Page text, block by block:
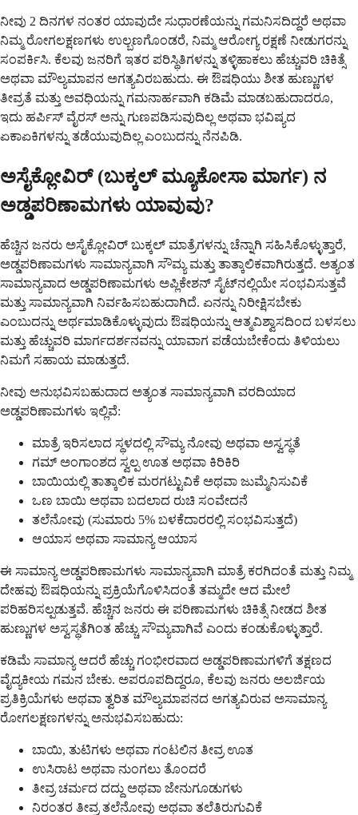
ನೀವು 2 ದಿನಗಳ ನಂತರ ಯಾವುದೇ ಸುಧಾರಣೆಯನ್ನು ಗಮನಿಸದಿದ್ದರೆ ಅಥವಾ
ನಿಮ್ಮ ರೋಗಲಕ್ಷಣಗಳು ಉಲ್ಬಣಗೊಂಡರೆ, ನಿಮ್ಮ ಆರೋಗ್ಯ ರಕ್ಷಣೆ ನೀಡುಗರನ್ನು
ಸಂಪರ್ಕಿಸಿ. ಕೆಲವು ಜನರಿಗೆ ಇತರ ಪರಿಸ್ಥಿತಿಗಳನ್ನು ತಳ್ಳಿಹಾಕಲು ಹೆಚ್ಚುವರಿ ಚಿಕಿತ್ಸೆ
ಅಥವಾ ಮೌಲ್ಯಮಾಪನ ಅಗತ್ಯವಿರಬಹುದು. ಈ ಔಷಧಿಯು ಶೀತ ಹುಣ್ಣುಗಳ
ತೀವ್ರತೆ ಮತ್ತು ಅವಧಿಯನ್ನು ಗಮನಾರ್ಹವಾಗಿ ಕಡಿಮೆ ಮಾಡಬಹುದಾದರೂ,
ಇದು ಹರ್ಪಿಸ್ ವೈರಸ್ ಅನ್ನು ಗುಣಪಡಿಸುವುದಿಲ್ಲ ಅಥವಾ ಭವಿಷ್ಯದ
ಏಕಾಏಕಿಗಳನ್ನು ತಡೆಯುವುದಿಲ್ಲ ಎಂಬುದನ್ನು ನೆನಪಿಡಿ.
ಅಸೈಕ್ಲೋವಿರ್ (ಬುಕ್ಕಲ್ ಮ್ಯೂಕೋಸಾ ಮಾರ್ಗ) ನ
ಅಡ್ಡಪರಿಣಾಮಗಳು ಯಾವುವು?
ಹೆಚ್ಚಿನ ಜನರು ಅಸೈಕ್ಲೋವಿರ್ ಬುಕ್ಕಲ್ ಮಾತ್ರೆಗಳನ್ನು ಚೆನ್ನಾಗಿ ಸಹಿಸಿಕೊಳ್ಳುತ್ತಾರೆ,
ಅಡ್ಡಪರಿಣಾಮಗಳು ಸಾಮಾನ್ಯವಾಗಿ ಸೌಮ್ಯ ಮತ್ತು ತಾತ್ಕಾಲಿಕವಾಗಿರುತ್ತದೆ. ಅತ್ಯಂತ
ಸಾಮಾನ್ಯವಾದ ಅಡ್ಡಪರಿಣಾಮಗಳು ಅಪ್ಲಿಕೇಶನ್ ಸೈಟ್‌ನಲ್ಲಿಯೇ ಸಂಭವಿಸುತ್ತವೆ
ಮತ್ತು ಸಾಮಾನ್ಯವಾಗಿ ನಿರ್ವಹಿಸಬಹುದಾಗಿದೆ. ಏನನ್ನು ನಿರೀಕ್ಷಿಸಬೇಕು
ಎಂಬುದನ್ನು ಅರ್ಥಮಾಡಿಕೊಳ್ಳುವುದು ಔಷಧಿಯನ್ನು ಆತ್ಮವಿಶ್ವಾಸದಿಂದ ಬಳಸಲು
ಮತ್ತು ಹೆಚ್ಚುವರಿ ಮಾರ್ಗದರ್ಶನವನ್ನು ಯಾವಾಗ ಪಡೆಯಬೇಕೆಂದು ತಿಳಿಯಲು
ನಿಮಗೆ ಸಹಾಯ ಮಾಡುತ್ತದೆ.
ನೀವು ಅನುಭವಿಸಬಹುದಾದ ಅತ್ಯಂತ ಸಾಮಾನ್ಯವಾಗಿ ವರದಿಯಾದ
ಅಡ್ಡಪರಿಣಾಮಗಳು ಇಲ್ಲಿವೆ:
ಮಾತ್ರೆ ಇರಿಸಲಾದ ಸ್ಥಳದಲ್ಲಿ ಸೌಮ್ಯ ನೋವು ಅಥವಾ ಅಸ್ವಸ್ಥತೆ
ಗಮ್ ಅಂಗಾಂಶದ ಸ್ವಲ್ಪ ಊತ ಅಥವಾ ಕಿರಿಕಿರಿ
ಬಾಯಿಯಲ್ಲಿ ತಾತ್ಕಾಲಿಕ ಮರಗಟ್ಟುವಿಕೆ ಅಥವಾ ಜುಮ್ಮೆನಿಸುವಿಕೆ
ಒಣ ಬಾಯಿ ಅಥವಾ ಬದಲಾದ ರುಚಿ ಸಂವೇದನೆ
ತಲೆನೋವು (ಸುಮಾರು 5% ಬಳಕೆದಾರರಲ್ಲಿ ಸಂಭವಿಸುತ್ತದೆ)
ಆಯಾಸ ಅಥವಾ ಸಾಮಾನ್ಯ ಆಯಾಸ
ಈ ಸಾಮಾನ್ಯ ಅಡ್ಡಪರಿಣಾಮಗಳು ಸಾಮಾನ್ಯವಾಗಿ ಮಾತ್ರೆ ಕರಗಿದಂತೆ ಮತ್ತು ನಿಮ್ಮ
ದೇಹವು ಔಷಧಿಯನ್ನು ಪ್ರಕ್ರಿಯೆಗೊಳಿಸಿದಂತೆ ತಮ್ಮದೇ ಆದ ಮೇಲೆ
ಪರಿಹರಿಸಲ್ಪಡುತ್ತವೆ. ಹೆಚ್ಚಿನ ಜನರು ಈ ಪರಿಣಾಮಗಳು ಚಿಕಿತ್ಸೆ ನೀಡದ ಶೀತ
ಹುಣ್ಣುಗಳ ಅಸ್ವಸ್ಥತೆಗಿಂತ ಹೆಚ್ಚು ಸೌಮ್ಯವಾಗಿವೆ ಎಂದು ಕಂಡುಕೊಳ್ಳುತ್ತಾರೆ.
ಕಡಿಮೆ ಸಾಮಾನ್ಯ ಆದರೆ ಹೆಚ್ಚು ಗಂಭೀರವಾದ ಅಡ್ಡಪರಿಣಾಮಗಳಿಗೆ ತಕ್ಷಣದ
ವೈದ್ಯಕೀಯ ಗಮನ ಬೇಕು. ಅಪರೂಪದಿದ್ದರೂ, ಕೆಲವು ಜನರು ಅಲರ್ಜಿಯ
ಪ್ರತಿಕ್ರಿಯೆಗಳು ಅಥವಾ ತ್ವರಿತ ಮೌಲ್ಯಮಾಪನದ ಅಗತ್ಯವಿರುವ ಅಸಾಮಾನ್ಯ
ರೋಗಲಕ್ಷಣಗಳನ್ನು ಅನುಭವಿಸಬಹುದು:
ಬಾಯಿ, ತುಟಿಗಳು ಅಥವಾ ಗಂಟಲಿನ ತೀವ್ರ ಊತ
ಉಸಿರಾಟ ಅಥವಾ ನುಂಗಲು ತೊಂದರೆ
ತೀವ್ರ ಚರ್ಮದ ದದ್ದು ಅಥವಾ ಜೇನುಗೂಡುಗಳು
ನಿರಂತರ ತೀವ್ರ ತಲೆನೋವು ಅಥವಾ ತಲೆತಿರುಗುವಿಕೆ